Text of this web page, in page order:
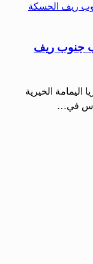
جنوب ريف
الخيرية
في…